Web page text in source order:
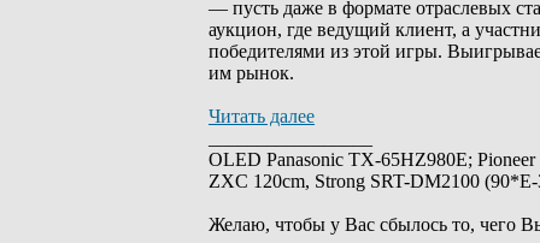
— пусть даже в формате отраслевых
аукцион, где ведущий клиент, а
победителями из этой игры.
им рынок.
Читать далее
OLED Panasonic TX-65HZ980E;
ZXC 120cm, Strong SRT-DM2100
Желаю, чтобы у Вас сбылось то, чего